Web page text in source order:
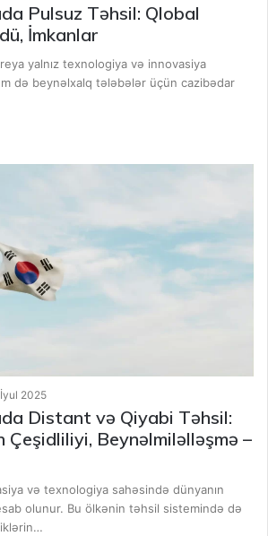
Pulsuz Təhsil: Qlobal
İmkanlar
yalnız texnologiya və innovasiya
də beynəlxalq tələbələr üçün cazibədar
2025
Distant və Qiyabi Təhsil:
Çeşidliliyi, Beynəlmiləlləşmə –
və texnologiya sahəsində dünyanın
olunur. Bu ölkənin təhsil sistemində də